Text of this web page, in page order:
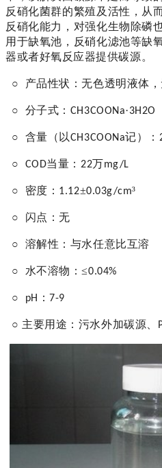
反硝化菌群的繁殖及活性，从
反硝化能力，对强化生物除磷
用于缺氧池，反硝化滤池等缺
器或者好氧反应器提供碳源。
○ 产品性状：无色透明液体
○ 分子式： CH3COONa·3H2O
○ 含量（以CH3COONa记）：
○ COD当量： 22万mg/L
○ 密度： 1.12±0.03g/cm³
○ 闪点：无
○ 溶解性：与水任意比互溶
○ 水不溶物 ：≤0.04%
○ pH ：7-9
○ 主要用途：污水外加碳源、